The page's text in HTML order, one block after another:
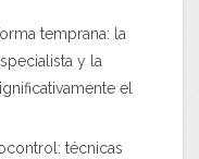
temprana: la
y la
el
técnicas